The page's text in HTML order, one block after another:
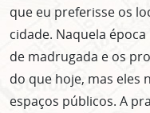
que eu preferisse os
cidade. Naquela
de madrugada e os
do que hoje, mas eles
espaços públicos. A